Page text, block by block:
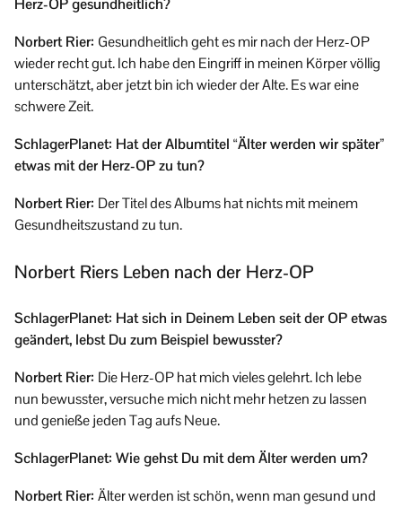
Herz-OP gesundheitlich?
Norbert Rier: Gesundheitlich geht es mir nach der Herz-OP
wieder recht gut. Ich habe den Eingriff in meinen Körper völlig
unterschätzt, aber jetzt bin ich wieder der Alte. Es war eine
schwere Zeit.
SchlagerPlanet: Hat der Albumtitel “Älter werden wir später”
etwas mit der Herz-OP zu tun?
Norbert Rier: Der Titel des Albums hat nichts mit meinem
Gesundheitszustand zu tun.
Norbert Riers Leben nach der Herz-OP
SchlagerPlanet: Hat sich in Deinem Leben seit der OP etwas
geändert, lebst Du zum Beispiel bewusster?
Norbert Rier: Die Herz-OP hat mich vieles gelehrt. Ich lebe
nun bewusster, versuche mich nicht mehr hetzen zu lassen
und genieße jeden Tag aufs Neue.
SchlagerPlanet: Wie gehst Du mit dem Älter werden um?
Norbert Rier: Älter werden ist schön, wenn man gesund und